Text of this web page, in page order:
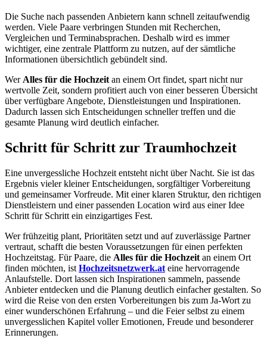
Die Suche nach passenden Anbietern kann schnell zeitaufwendig
werden. Viele Paare verbringen Stunden mit Recherchen,
Vergleichen und Terminabsprachen. Deshalb wird es immer
wichtiger, eine zentrale Plattform zu nutzen, auf der sämtliche
Informationen übersichtlich gebündelt sind.
Wer Alles für die Hochzeit an einem Ort findet, spart nicht nur
wertvolle Zeit, sondern profitiert auch von einer besseren Übersicht
über verfügbare Angebote, Dienstleistungen und Inspirationen.
Dadurch lassen sich Entscheidungen schneller treffen und die
gesamte Planung wird deutlich einfacher.
Schritt für Schritt zur Traumhochzeit
Eine unvergessliche Hochzeit entsteht nicht über Nacht. Sie ist das
Ergebnis vieler kleiner Entscheidungen, sorgfältiger Vorbereitung
und gemeinsamer Vorfreude. Mit einer klaren Struktur, den richtigen
Dienstleistern und einer passenden Location wird aus einer Idee
Schritt für Schritt ein einzigartiges Fest.
Wer frühzeitig plant, Prioritäten setzt und auf zuverlässige Partner
vertraut, schafft die besten Voraussetzungen für einen perfekten
Hochzeitstag. Für Paare, die Alles für die Hochzeit an einem Ort
finden möchten, ist Hochzeitsnetzwerk.at eine hervorragende
Anlaufstelle. Dort lassen sich Inspirationen sammeln, passende
Anbieter entdecken und die Planung deutlich einfacher gestalten. So
wird die Reise von den ersten Vorbereitungen bis zum Ja-Wort zu
einer wunderschönen Erfahrung – und die Feier selbst zu einem
unvergesslichen Kapitel voller Emotionen, Freude und besonderer
Erinnerungen.